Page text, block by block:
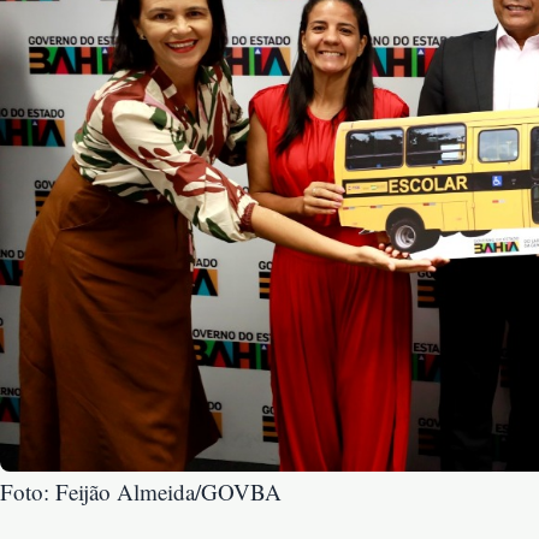
Foto: Feijão Almeida/GOVBA